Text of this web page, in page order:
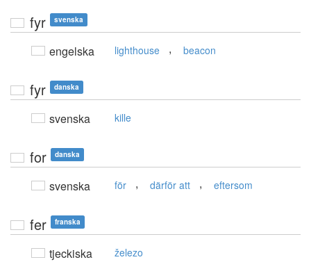
fyr svenska
engelska lighthouse , beacon
fyr danska
svenska kille
for danska
svenska för , därför att , eftersom
fer franska
tjeckiska železo